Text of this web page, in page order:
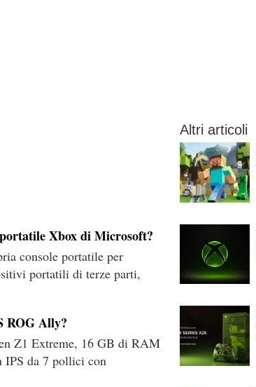
Xbox di Microsoft?
console portatile per
portatili di terze parti,
ROG Ally?
Z1 Extreme, 16 GB di RAM
IPS da 7 pollici con
Altri articoli